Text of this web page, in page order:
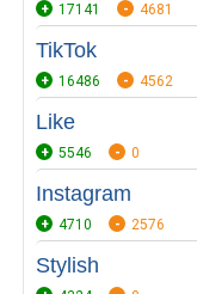
17141 4681
TikTok
16486 4562
Like
5546 0
Instagram
4710 2576
Stylish